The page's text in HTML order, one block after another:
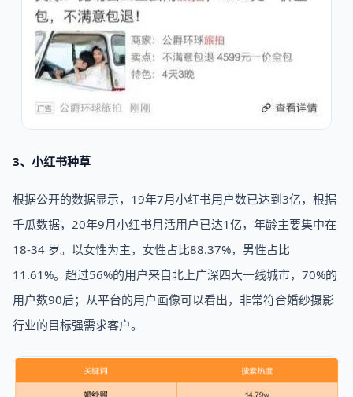
3、小红书种草
根据公开的数据显示，19年7月小红书用户数已达到3亿，根据
千瓜数据，20年9月小红书月活用户已达1亿，年龄主要集中在
18-34 岁。以女性为主，女性占比88.37%，男性占比
11.61%。超过56%的用户来自北上广深四大一线城市，70%的
用户数90后；从平台的用户画像可以看出，非常符合婚纱摄影
行业的目标强需求客户。